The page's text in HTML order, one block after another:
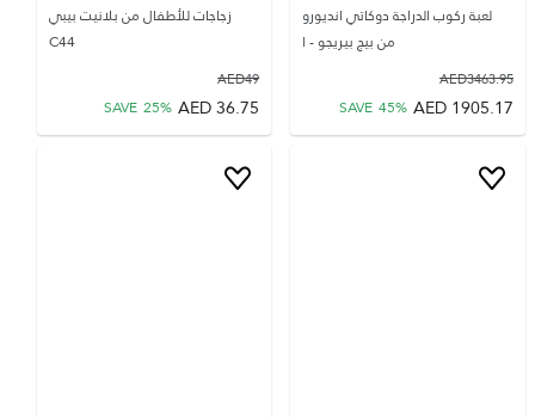
لعبة ركوب الدراجة دوكاتي انديورو
من بيج بيريجو - ا
3463.95
AED
1905.17
AED
SAVE 45%
زجاجات للأطفال من بلانيت بيبي
C44
49
AED
36.75
AED
SAVE 25%